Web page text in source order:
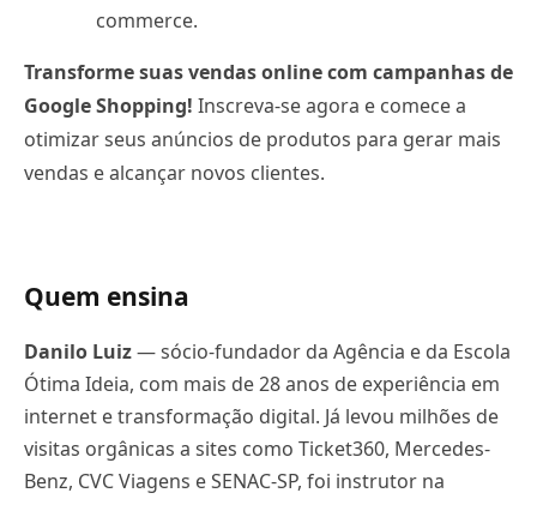
commerce.
Transforme suas vendas online com campanhas de
Google Shopping! Inscreva-se agora e comece a
otimizar seus anúncios de produtos para gerar mais
vendas e alcançar novos clientes.
Quem ensina
Danilo Luiz— sócio-fundador da Agência e da Escola
Ótima Ideia, com mais de 28 anos de experiência em
internet e transformação digital. Já levou milhões de
visitas orgânicas a sites como Ticket360, Mercedes-
Benz, CVC Viagens e SENAC-SP, foi instrutor na